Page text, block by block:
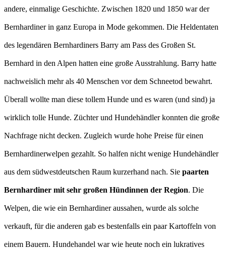
andere, einmalige Geschichte. Zwischen 1820 und 1850 war der
Bernhardiner in ganz Europa in Mode gekommen. Die Heldentaten
des legendären Bernhardiners Barry am Pass des Großen St.
Bernhard in den Alpen hatten eine große Ausstrahlung. Barry hatte
nachweislich mehr als 40 Menschen vor dem Schneetod bewahrt.
Überall wollte man diese tollem Hunde und es waren (und sind) ja
wirklich tolle Hunde. Züchter und Hundehändler konnten die große
Nachfrage nicht decken. Zugleich wurde hohe Preise für einen
Bernhardinerwelpen gezahlt. So halfen nicht wenige Hundehändler
aus dem südwestdeutschen Raum kurzerhand nach. Sie paarten
Bernhardiner mit sehr großen Hündinnen der Region. Die
Welpen, die wie ein Bernhardiner aussahen, wurde als solche
verkauft, für die anderen gab es bestenfalls ein paar Kartoffeln von
einem Bauern. Hundehandel war wie heute noch ein lukratives